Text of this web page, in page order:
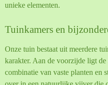
unieke elementen.
Tuinkamers en
Onze tuin bestaat uit meerdere
karakter. Aan de voorzijde ligt
combinatie van vaste planten en